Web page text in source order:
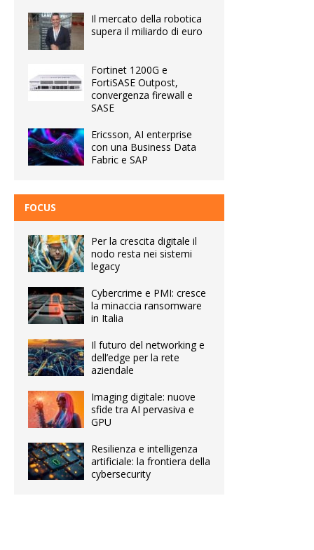
Il mercato della robotica
supera il miliardo di euro
Fortinet 1200G e
FortiSASE Outpost,
convergenza firewall e
SASE
Ericsson, AI enterprise
con una Business Data
Fabric e SAP
FOCUS
Per la crescita digitale il
nodo resta nei sistemi
legacy
Cybercrime e PMI: cresce
la minaccia ransomware
in Italia
Il futuro del networking e
dell’edge per la rete
aziendale
Imaging digitale: nuove
sfide tra AI pervasiva e
GPU
Resilienza e intelligenza
artificiale: la frontiera della
cybersecurity